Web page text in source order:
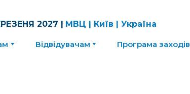
2027 | МВЦ | Київ | Україна
Відвідувачам Програма заходів